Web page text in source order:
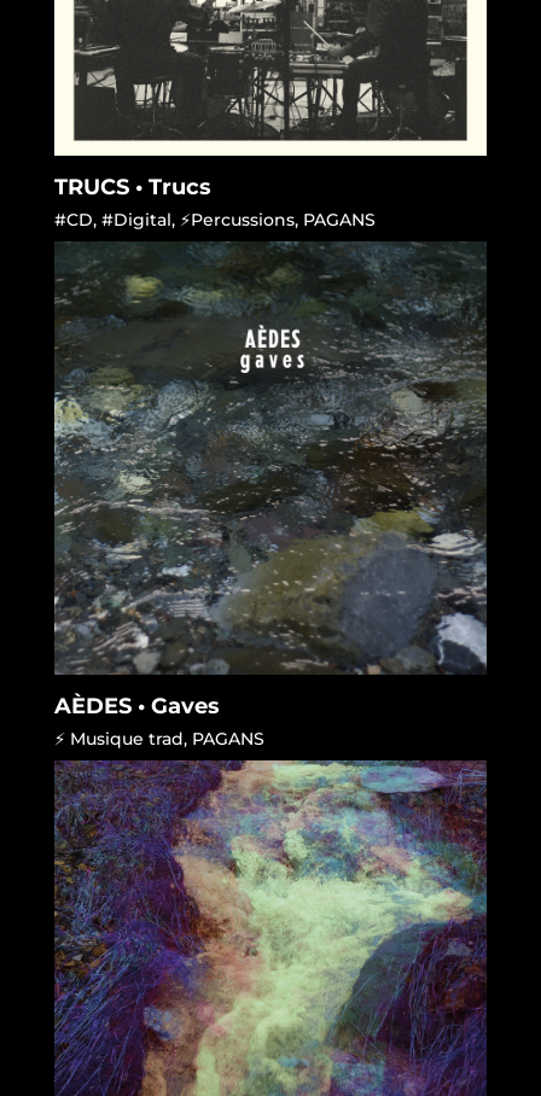
TRUCS • Trucs
#CD, #Digital, ⚡Percussions, PAGANS
AÈDES • Gaves
⚡ Musique trad, PAGANS